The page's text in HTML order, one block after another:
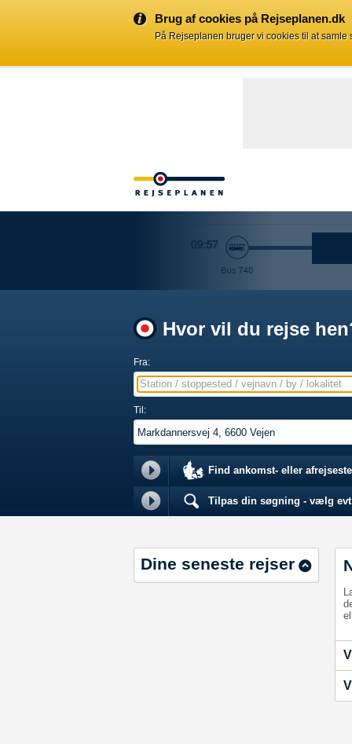
Brug af cookies på Rejseplanen.dk
På Rejseplanen bruger vi cookies til at
Hvor vil du rejse
Fra:
Station / stoppested / vejnavn / by / lokalitet
Til:
Find ankomst- eller
Tilpas din søgning - vælg
Dine seneste rejser